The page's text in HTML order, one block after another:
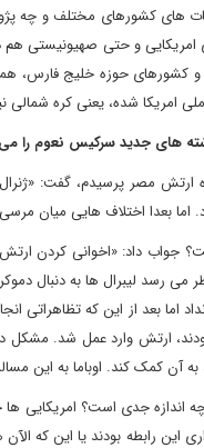
های کشورهای مختلف و چه
امریکایی و حتی صهیونیستی
حوزه خلیج فارس،
امریکا شده، یعنی کره شمالی
های جدید سرکیس نعوم را می
ارتش مصر پرسیدم، گفت:
اما بعدا اختلاف هایی میان
جواب داد: «اخوانی کردن
می رسد لیبرال ها به
اما بعد از این که
ارتش وارد عمل شد.
آن کمک کند. اوباما به این
چه اندازه جدی است؟
این رابطه بودند یا این که